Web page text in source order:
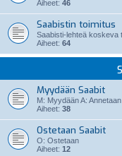
Aiheet: 46
Saabistin toimitus
Saabisti-lehteä koskeva
Aiheet: 64
Myydään Saabit
M: Myydään A: Annetaan
Aiheet: 38
Ostetaan Saabit
O: Ostetaan
Aiheet: 12